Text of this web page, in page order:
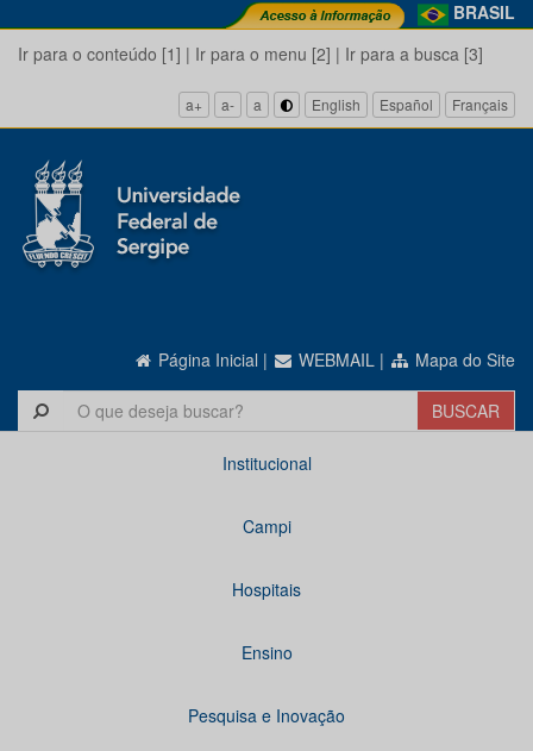
BRASIL
Ir para o conteúdo [1] | Ir para o menu [2] | Ir para a busca [3]
a+ a- a English Español Français
Página Inicial | WEBMAIL | Mapa do Site
Institucional
Campi
Hospitais
Ensino
Pesquisa e Inovação